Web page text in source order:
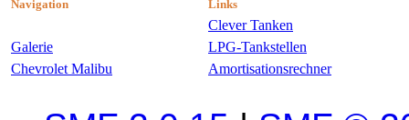
Navigation Links
Clever Tanken
Galerie
LPG-Tankstellen
Chevrolet Malibu
Amortisationsrechner